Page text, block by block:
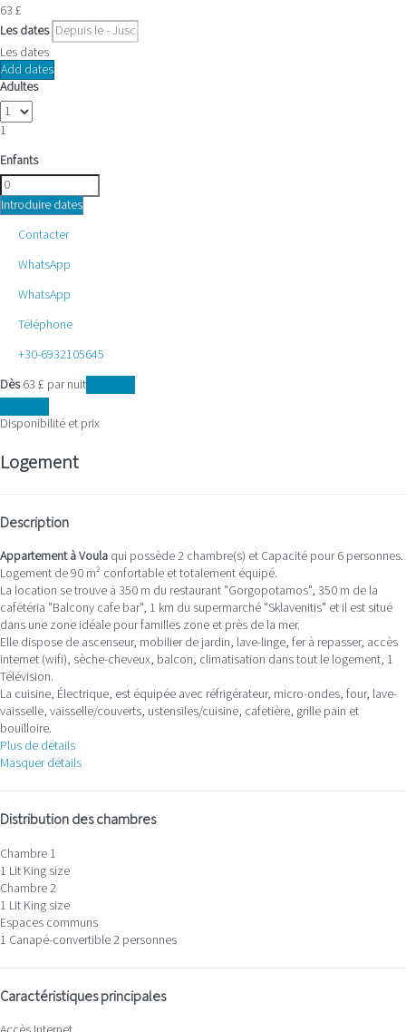
63 £
Les dates
Les dates
Add dates
Adultes
1
Enfants
Introduire dates
Contacter
WhatsApp
WhatsApp
Téléphone
+30-6932105645
Dès63 £ par nuit
Disponibilité et prix
Logement
Description
Appartement à Voula qui possède 2 chambre(s) et Capacité pour 6 personnes.
Logement de 90 m² confortable et totalement équipé.
La location se trouve à 350 m du restaurant "Gorgopotamos", 350 m de la
cafétéria "Balcony cafe bar", 1 km du supermarché "Sklavenitis" et il est situé
dans une zone idéale pour familles zone et près de la mer.
Elle dispose de ascenseur, mobilier de jardin, lave-linge, fer à repasser, accès
internet (wifi), sèche-cheveux, balcon, climatisation dans tout le logement, 1
Télévision.
La cuisine, Électrique, est équipée avec réfrigérateur, micro-ondes, four, lave-
vaisselle, vaisselle/couverts, ustensiles/cuisine, cafetière, grille pain et
bouilloire.
Plus de détails
Masquer détails
Distribution des chambres
Chambre 1
1 Lit King size
Chambre 2
1 Lit King size
Espaces communs
1 Canapé-convertible 2 personnes
Caractéristiques principales